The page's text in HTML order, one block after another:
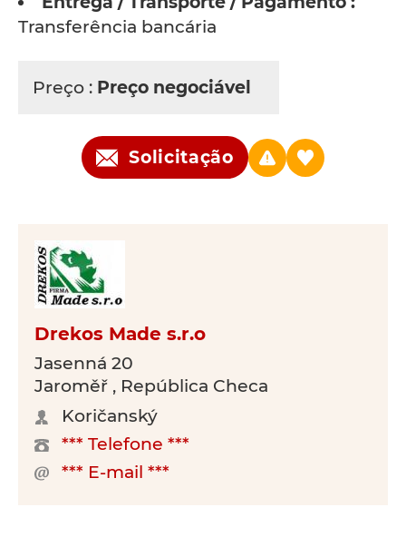
Transferência bancária
Preço : Preço negociável
Solicitação
Drekos Made s.r.o
Jasenná 20
Jaroměř , República Checa
Koričanský
*** Telefone ***
*** E-mail ***